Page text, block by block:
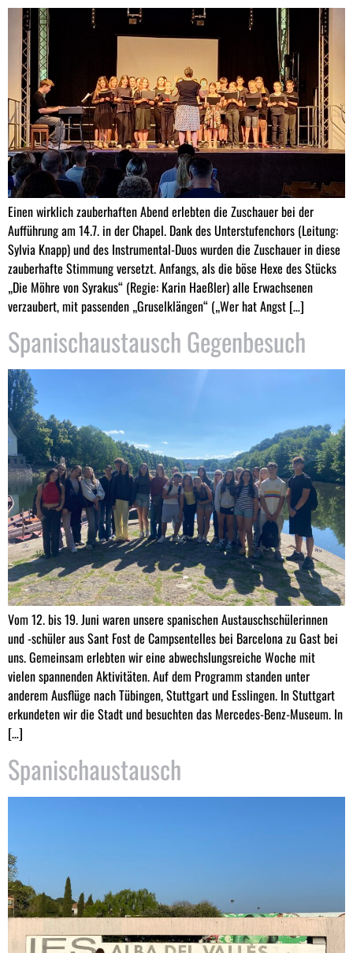
Einen wirklich zauberhaften Abend erlebten die Zuschauer bei der
Aufführung am 14.7. in der Chapel. Dank des Unterstufenchors (Leitung:
Sylvia Knapp) und des Instrumental-Duos wurden die Zuschauer in diese
zauberhafte Stimmung versetzt. Anfangs, als die böse Hexe des Stücks
„Die Möhre von Syrakus“ (Regie: Karin Haeßler) alle Erwachsenen
verzaubert, mit passenden „Gruselklängen“ („Wer hat Angst […]
Spanischaustausch Gegenbesuch
Vom 12. bis 19. Juni waren unsere spanischen Austauschschülerinnen
und -schüler aus Sant Fost de Campsentelles bei Barcelona zu Gast bei
uns. Gemeinsam erlebten wir eine abwechslungsreiche Woche mit
vielen spannenden Aktivitäten. Auf dem Programm standen unter
anderem Ausflüge nach Tübingen, Stuttgart und Esslingen. In Stuttgart
erkundeten wir die Stadt und besuchten das Mercedes-Benz-Museum. In
[…]
Spanischaustausch